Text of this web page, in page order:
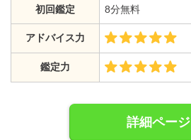
初回鑑定 8分無料
アドバイス力
鑑定力
詳細ページ